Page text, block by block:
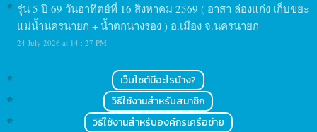
รุ่น 5 ปี 69 วันอาทิตย์ที่ 16 สิงหาคม 2569 ( อาสา ล่องแก่ง เก็บขยะ
แม่น้ำนครนายก + น้ำตกนางรอง ) อ.เมือง จ.นครนายก
24 July 2026 at 14 : 27 PM
เว็บไซต์มีอะไรบ้าง?
วิธีใช้งานสำหรับสมาชิก
วิธีใช้งานสำหรับองค์กรเครือข่าย